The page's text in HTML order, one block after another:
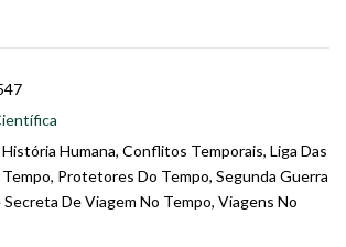
Humana, Conflitos Temporais, Liga Das
, Protetores Do Tempo, Segunda Guerra
Secreta De Viagem No Tempo, Viagens No